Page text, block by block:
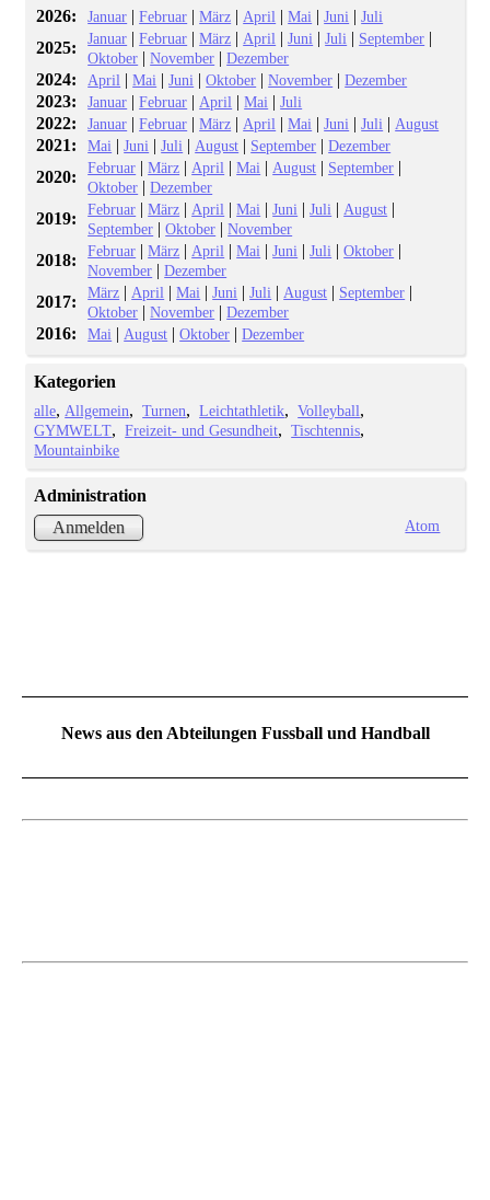
2026:
Januar |Februar |März | April |Mai |Juni |Juli
2025: Januar |Februar |März | April |Juni |Juli | September |
Oktober |November |Dezember
2024: April |Mai |Juni |Oktober |November |Dezember
2023: Januar |Februar | April |Mai |Juli
2022: Januar |Februar |März | April |Mai |Juni |Juli | August
2021: Mai |Juni |Juli | August | September |Dezember
2020: Februar |März | April |Mai | August | September |
Oktober |Dezember
2019: Februar |März | April |Mai |Juni |Juli | August |
September |Oktober |November
2018: Februar |März | April |Mai |Juni |Juli |Oktober |
November |Dezember
2017: März | April |Mai |Juni |Juli | August | September |
Oktober |November |Dezember
2016: Mai | August |Oktober |Dezember
Kategorien
alle Allgemein Turnen Leichtathletik
Volleyball
GYMWELT
Freizeit- und Gesundheit
Tischtennis
Mountainbike
Administration
Anmelden
Atom
News aus den Abteilungen Fussball und Handball